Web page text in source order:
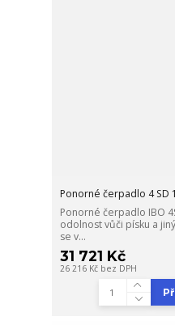
Ponorné čerpadlo 4 SD
Ponorné čerpadlo IBO
odolnost vůči písku a
se v...
31 721 Kč
26 216 Kč bez DPH